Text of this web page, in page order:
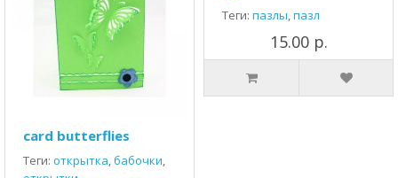
card butterflies
Теги: открытка,бабочки,
Теги: пазлы,пазл
15.00 р.